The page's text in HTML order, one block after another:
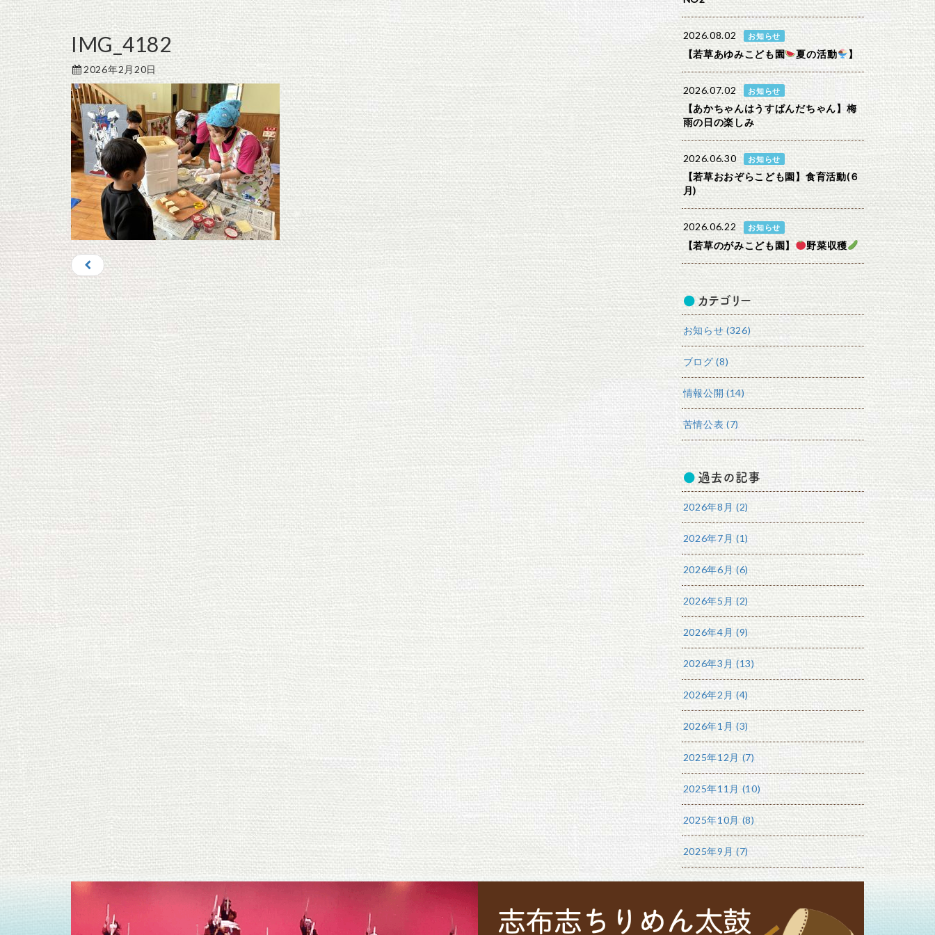
IMG_4182
2026年2月20日
2026.08.02 お知らせ
【若草あゆみこども園 夏の活動 】
2026.07.02 お知らせ
【あかちゃんはうすぱんだちゃん】梅
雨の日の楽しみ
2026.06.30 お知らせ
【若草おおぞらこども園】食育活動(６
月)
2026.06.22 お知らせ
【若草のがみこども園】 野菜収穫
カテゴリー
お知らせ (326)
ブログ (8)
情報公開 (14)
苦情公表 (7)
過去の記事
2026年8月 (2)
2026年7月 (1)
2026年6月 (6)
2026年5月 (2)
2026年4月 (9)
2026年3月 (13)
2026年2月 (4)
2026年1月 (3)
2025年12月 (7)
2025年11月 (10)
2025年10月 (8)
2025年9月 (7)